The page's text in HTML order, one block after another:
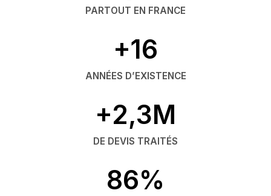
PARTOUT EN FRANCE
+16
ANNÉES D’EXISTENCE
+2,3M
DE DEVIS TRAITÉS
86%